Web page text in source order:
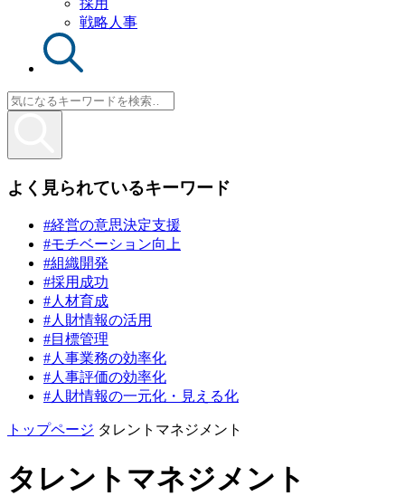
採用
戦略人事
よく見られているキーワード
#経営の意思決定支援
#モチベーション向上
#組織開発
#採用成功
#人材育成
#人財情報の活用
#目標管理
#人事業務の効率化
#人事評価の効率化
#人財情報の一元化・見える化
トップページ タレントマネジメント
タレントマネジメント